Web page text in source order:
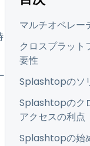
界について詳しく
マルチオペレー
クロスプラット
要性
Splashtopのソ
Splashtopのク
アクセスの利点
Splashtopの始